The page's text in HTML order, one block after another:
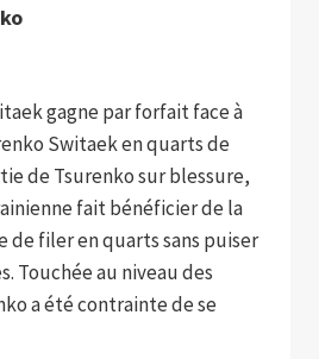
gagne par forfait face à
Switaek en quarts de
de Tsurenko sur blessure,
fait bénéficier de la
de filer en quarts sans puiser
Touchée au niveau des
a été contrainte de se